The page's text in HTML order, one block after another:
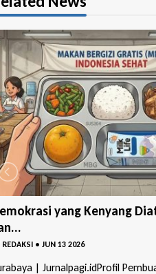
Hukum Untag
A...
REDAKSI • FEB 16 2026
| jurnalpagi.id Dewan